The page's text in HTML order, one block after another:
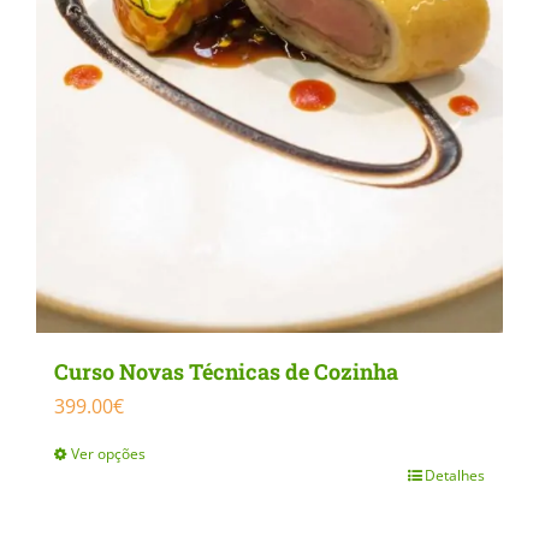
Curso Novas Técnicas de Cozinha
399.00€
Ver opções
Detalhes